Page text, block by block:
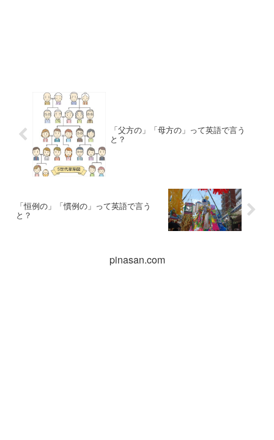
「父方の」「母方の」って英語で言う
と？
「恒例の」「慣例の」って英語で言う
と？
pinasan.com